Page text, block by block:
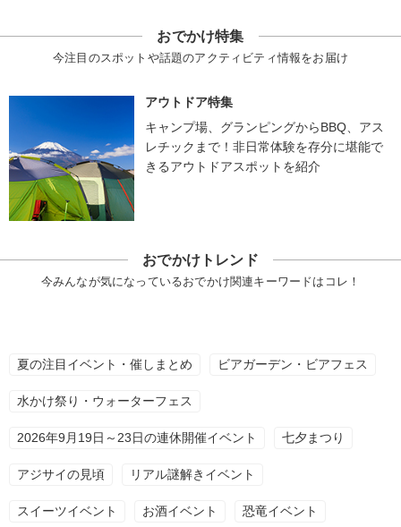
おでかけ特集
今注目のスポットや話題のアクティビティ情報をお届け
アウトドア特集
キャンプ場、グランピングからBBQ、アス
レチックまで！非日常体験を存分に堪能で
きるアウトドアスポットを紹介
おでかけトレンド
今みんなが気になっているおでかけ関連キーワードはコレ！
夏の注目イベント・催しまとめ ビアガーデン・ビアフェス
水かけ祭り・ウォーターフェス
2026年9月19日～23日の連休開催イベント 七夕まつり
アジサイの見頃 リアル謎解きイベント
スイーツイベント お酒イベント 恐竜イベント